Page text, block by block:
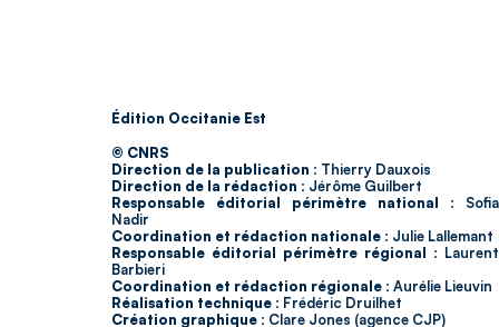
Édition Occitanie Est
© CNRS
Direction de la publication : Thierry Dauxois
Direction de la rédaction : Jérôme Guilbert
Responsable éditorial périmètre national : Sofia
Nadir
Coordination et rédaction nationale : Julie Lallemant
Responsable éditorial périmètre régional : Laurent
Barbieri
Coordination et rédaction régionale : Aurélie Lieuvin
Réalisation technique : Frédéric Druilhet
Création graphique : Clare Jones (agence CJP)